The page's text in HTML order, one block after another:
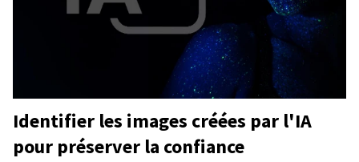
Identifier les images créées par l'IA
pour préserver la confiance